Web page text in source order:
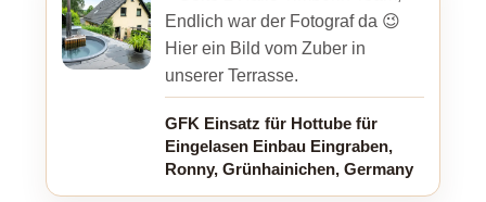
Endlich war der Fotograf da 😉
Hier ein Bild vom Zuber in
GFK Einsatz für Hottube für
Eingelasen Einbau Eingraben,
Ronny, Grünhainichen, Germany